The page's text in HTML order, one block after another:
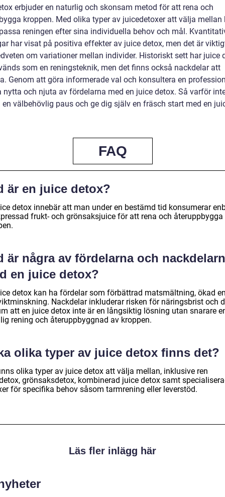
erbjuder en naturlig och skonsam metod för att rena och
kroppen. Med olika typer av juicedetoxer att välja mellan
reningen efter sina individuella behov och mål.
har visat på positiva effekter av juice detox, men det är
om variationer mellan individer. Historiskt sett har juice
som en reningsteknik, men det finns också nackdelar att
Genom att göra informerade val och konsultera en
nytta och njuta av fördelarna med en juice detox. Så varför
en välbehövlig paus och ge dig själv en fräsch start med en
FAQ
är en juice detox?
detox innebär att man under en bestämd tid konsumerar
frukt- och grönsaksjuice för att rena och återuppbygga
är några av fördelarna och
en juice detox?
detox kan ha fördelar som förbättrad matsmältning, ökad
Nackdelar inkluderar risken för näringsbrist och
att en juice detox inte är en långsiktig lösning utan snarare
rening och återuppbyggnad av kroppen.
olika typer av juice detox finns det?
olika typer av juice detox att välja mellan, inklusive ren
grönsaksdetox, kombinerad juice detox samt
för specifika behov såsom tarmrening eller leverstöd.
Läs fler inlägg här